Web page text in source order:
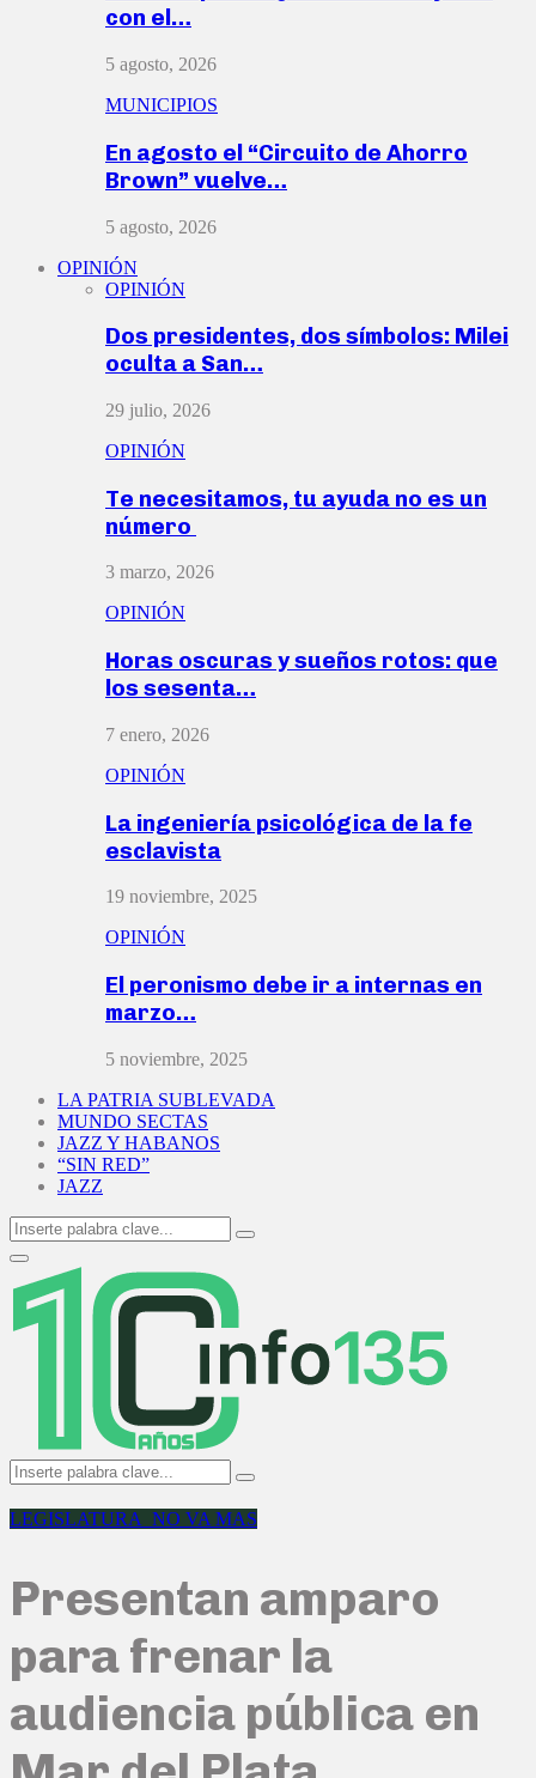
con el…
5 agosto, 2026
MUNICIPIOS
En agosto el “Circuito de Ahorro
Brown” vuelve…
5 agosto, 2026
OPINIÓN
OPINIÓN
Dos presidentes, dos símbolos: Milei
oculta a San…
29 julio, 2026
OPINIÓN
Te necesitamos, tu ayuda no es un
número
3 marzo, 2026
OPINIÓN
Horas oscuras y sueños rotos: que
los sesenta…
7 enero, 2026
OPINIÓN
La ingeniería psicológica de la fe
esclavista
19 noviembre, 2025
OPINIÓN
El peronismo debe ir a internas en
marzo…
5 noviembre, 2025
LA PATRIA SUBLEVADA
MUNDO SECTAS
JAZZ Y HABANOS
“SIN RED”
JAZZ
Search
for:
Search
Primary
Menu
Search
for:
Search
LEGISLATURA_NO VA MAS
Presentan amparo
para frenar la
audiencia pública en